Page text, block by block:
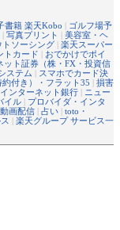
書籍 楽天Kobo | ゴルフ場予
| 写真プリント | 美容室・ヘ
ソーシング | 楽天スーパー
トカード | おでかけでポイ
ット証券（株・FX・投資信
ステム | スマホでカード決
付き）・フラット35 | 損害
インターネット銀行 | ニュー
イル | プロバイダ・インタ
動画配信 | 占い | toto・
| 楽天グループ サービス一